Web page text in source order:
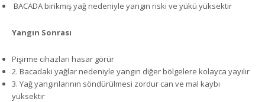
BACADA birikmiş yağ nedeniyle yangın riski ve yükü yüksektir
Yangın Sonrası
Pişirme cihazları hasar görür
2. Bacadaki yağlar nedeniyle yangın diğer bölgelere kolayca yayılır
3. Yağ yangınlarının söndürülmesi zordur can ve mal kaybı
yüksektir